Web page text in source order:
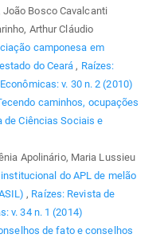
João Bosco Cavalcanti
Arthur Cláudio
camponesa em
do Ceará, Raízes:
v. 30 n. 2 (2010)
caminhos, ocupações
de Ciências Sociais e
Apolinário, Maria Lussieu
do APL de melão
, Raízes: Revista de
v. 34 n. 1 (2014)
de fato e conselhos